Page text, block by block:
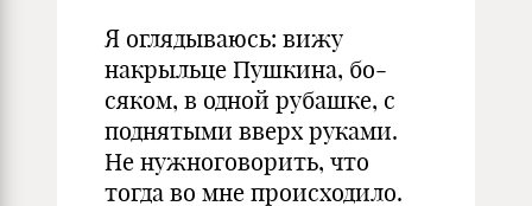
Я оглядываюсь: вижу
накрыльце Пушкина, бо­
сяком, в одной рубашке, с
поднятыми вверх руками.
Не нужноговорить, что
тогда во мне происходило.